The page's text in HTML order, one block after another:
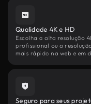
Qualidade 4K e HD
Escolha a alta resolução
profissional ou a
mais rápido na web e em
Seguro para seus